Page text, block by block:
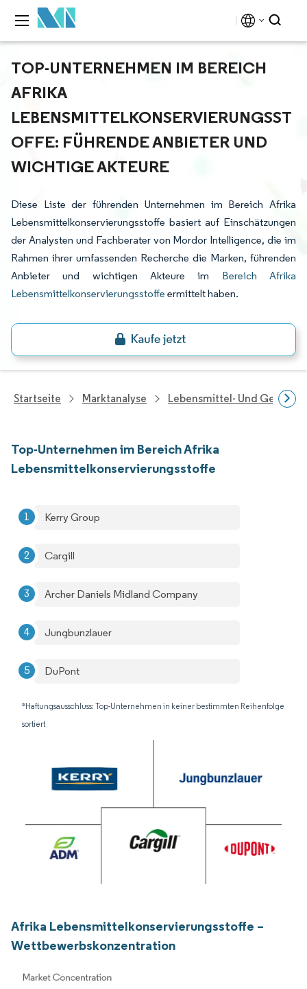
TOP-UNTERNEHMEN IM BEREICH
AFRIKA
LEBENSMITTELKONSERVIERUNGSST
OFFE: FÜHRENDE ANBIETER UND
WICHTIGE AKTEURE
Diese Liste der führenden Unternehmen im Bereich Afrika
Lebensmittelkonservierungsstoffe basiert auf Einschätzungen
der Analysten und Fachberater von Mordor Intelligence, die im
Rahmen ihrer umfassenden Recherche die Marken, führenden
Anbieter und wichtigen Akteure im Bereich Afrika
Lebensmittelkonservierungsstoffe ermittelt haben.
Startseite Marktanalyse Lebensmittel- Und
Top-Unternehmen im Bereich Afrika
Lebensmittelkonservierungsstoffe
Kerry Group
Cargill
Archer Daniels Midland Company
Jungbunzlauer
DuPont
*Haftungsausschluss: Top-Unternehmen in keiner bestimmten Reihenfolge
sortiert
Afrika Lebensmittelkonservierungsstoffe –
Wettbewerbskonzentration